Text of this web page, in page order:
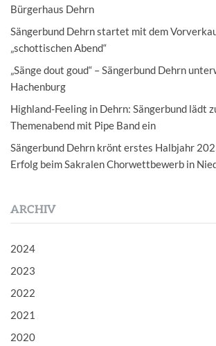
Bürgerhaus Dehrn
Sängerbund Dehrn startet mit dem
„schottischen Abend“
„Sänge dout goud“ – Sängerbund Dehrn
Hachenburg
Highland-Feeling in Dehrn: Sängerbund lädt
Themenabend mit Pipe Band ein
Sängerbund Dehrn krönt erstes Halbjahr
Erfolg beim Sakralen Chorwettbewerb in
ARCHIV
2024
2023
2022
2021
2020